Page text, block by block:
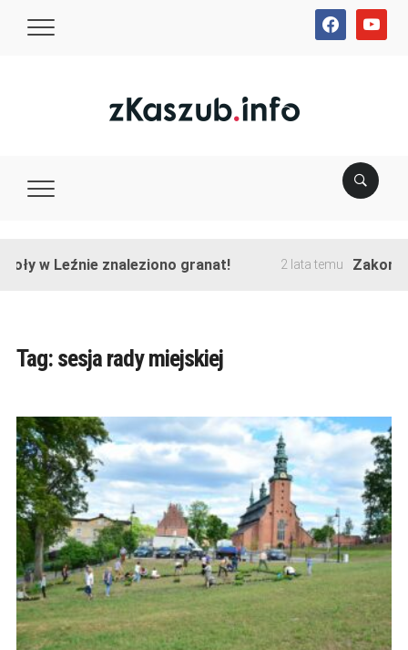
facebookyoutube
Leźnie znaleziono granat! 2 lata temu Zakończono
Tag: sesja rady miejskiej